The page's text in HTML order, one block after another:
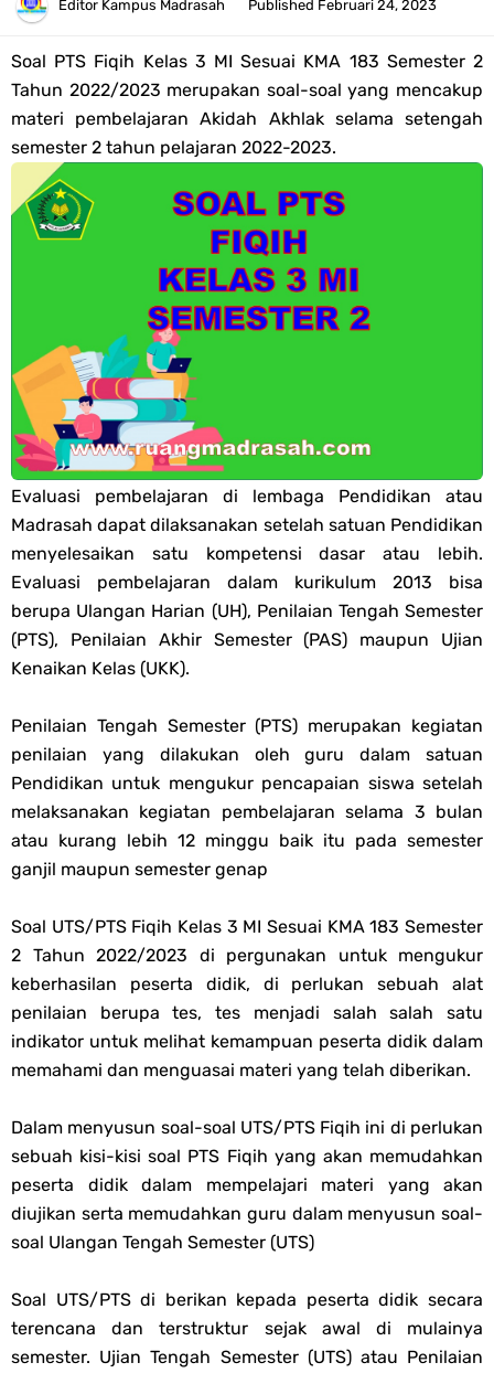
Bank Soal ASAT/PAT Kelas 5 SD/MI Kurikulum Merdeka Tahun 2026
Bank Soal PAT Kelas 6 SD/MI Semester 2 Kurikulum Merdeka Tahun
2026
Kisi-kisi Soal US/UM Jenjang SD/MI Tahun 2026 Lengkap
POS UM Jenjang MI, MTs Dan MA Tahun 2026
Jawaban Tugas Mandiri Dan Tugas Refleksi Modul Pedagogik SKI
PPG 2025
Jawaban Tugas Mandiri Dan Tugas Refleksi Modul Pedagogik Fiqih
PPG 2025
Jawaban Tugas Mandiri Dan Tugas Refleksi Modul Pedagogik Akidah
Akhlak PPG 2025
Jawaban Tugas Mandiri Dan Tugas Refleksi Modul Pedagogik Al-
Qur'an Hadis PPG 2025
Soal OMI Ekonomi Terintegrasi Jenjang MA
Soal OMI KIMIA Terintegrasi Jenjang MA
Soal OMI Fisika Terintegrasi Jenjang MA
Tahun 2026
Unduh Buku Teks Utama (BTU) Fiqih Kelas 1 MI - Kelas 12 MA Tahun
2026
Thursday, 6 August
Editor Kampus Madrasah Published Februari 24, 2023
Soal PTS Fiqih Kelas 3 MI Sesuai KMA 183 Semester 2
Tahun 2022/2023 merupakan soal-soal yang mencakup
materi pembelajaran Akidah Akhlak selama setengah
semester 2 tahun pelajaran 2022-2023.
Evaluasi pembelajaran di lembaga Pendidikan atau
Madrasah dapat dilaksanakan setelah satuan Pendidikan
menyelesaikan satu kompetensi dasar atau lebih.
Evaluasi pembelajaran dalam kurikulum 2013 bisa
berupa Ulangan Harian (UH), Penilaian Tengah Semester
(PTS), Penilaian Akhir Semester (PAS) maupun Ujian
Kenaikan Kelas (UKK).
Penilaian Tengah Semester (PTS) merupakan kegiatan
penilaian yang dilakukan oleh guru dalam satuan
Pendidikan untuk mengukur pencapaian siswa setelah
melaksanakan kegiatan pembelajaran selama 3 bulan
atau kurang lebih 12 minggu baik itu pada semester
ganjil maupun semester genap
Soal UTS/PTS Fiqih Kelas 3 MI Sesuai KMA 183 Semester
2 Tahun 2022/2023 di pergunakan untuk mengukur
keberhasilan peserta didik, di perlukan sebuah alat
penilaian berupa tes, tes menjadi salah salah satu
indikator untuk melihat kemampuan peserta didik dalam
memahami dan menguasai materi yang telah diberikan.
Dalam menyusun soal-soal UTS/PTS Fiqih ini di perlukan
sebuah kisi-kisi soal PTS Fiqih yang akan memudahkan
peserta didik dalam mempelajari materi yang akan
diujikan serta memudahkan guru dalam menyusun soal-
soal Ulangan Tengah Semester (UTS)
Soal UTS/PTS di berikan kepada peserta didik secara
terencana dan terstruktur sejak awal di mulainya
semester. Ujian Tengah Semester (UTS) atau Penilaian